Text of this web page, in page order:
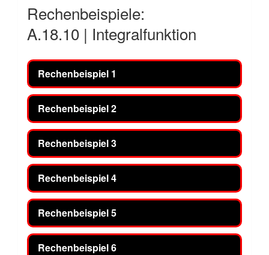
Rechenbeispiele:
A.18.10 | Integralfunktion
Rechenbeispiel 1
Rechenbeispiel 2
Rechenbeispiel 3
Rechenbeispiel 4
Rechenbeispiel 5
Rechenbeispiel 6